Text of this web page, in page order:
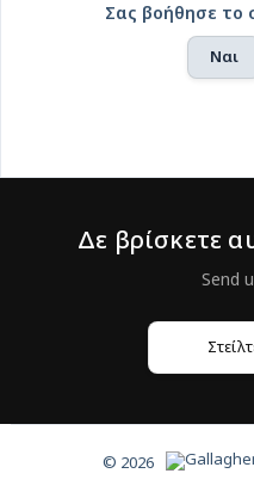
Σας βοήθησε το
Ναι
Δε βρίσκετε
© 2026